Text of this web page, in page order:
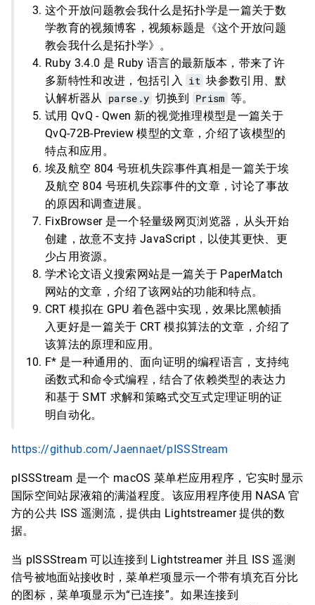
这个开放问题教会我什么是拓扑学是一篇关于数
学教育的视频博客，视频标题是《这个开放问题
教会我什么是拓扑学》。
Ruby 3.4.0 是 Ruby 语言的最新版本，带来了许
多新特性和改进，包括引入 it 块参数引用、默
认解析器从 parse.y 切换到 Prism 等。
试用 QvQ - Qwen 新的视觉推理模型是一篇关于
QvQ-72B-Preview 模型的文章，介绍了该模型的
特点和应用。
埃及航空 804 号班机失踪事件真相是一篇关于埃
及航空 804 号班机失踪事件的文章，讨论了事故
的原因和调查进展。
FixBrowser 是一个轻量级网页浏览器，从头开始
创建，故意不支持 JavaScript，以使其更快、更
少占用资源。
学术论文语义搜索网站是一篇关于 PaperMatch
网站的文章，介绍了该网站的功能和特点。
CRT 模拟在 GPU 着色器中实现，效果比黑帧插
入更好是一篇关于 CRT 模拟算法的文章，介绍了
该算法的原理和应用。
F* 是一种通用的、面向证明的编程语言，支持纯
函数式和命令式编程，结合了依赖类型的表达力
和基于 SMT 求解和策略式交互式定理证明的证
明自动化。
https://github.com/Jaennaet/pISSStream
pISSStream 是一个 macOS 菜单栏应用程序，它实时显示
国际空间站尿液箱的满溢程度。该应用程序使用 NASA 官
方的公共 ISS 遥测流，提供由 Lightstreamer 提供的数
据。
当 pISSStream 可以连接到 Lightstreamer 并且 ISS 遥测
信号被地面站接收时，菜单栏项显示一个带有填充百分比
的图标，菜单项显示为“已连接”。如果连接到